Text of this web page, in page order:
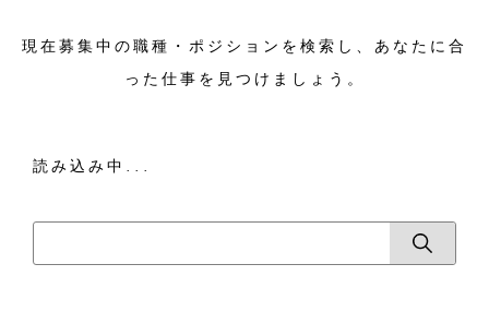
現在募集中の職種・ポジションを検索し、あなたに合
った仕事を見つけましょう。
読み込み中...